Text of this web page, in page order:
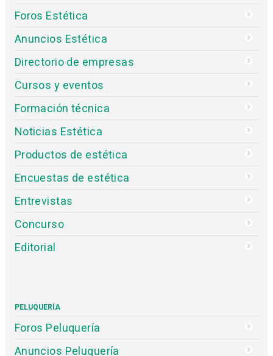
Foros Estética
Anuncios Estética
Directorio de empresas
Cursos y eventos
Formación técnica
Noticias Estética
Productos de estética
Encuestas de estética
Entrevistas
Concurso
Editorial
PELUQUERÍA
Foros Peluquería
Anuncios Peluquería